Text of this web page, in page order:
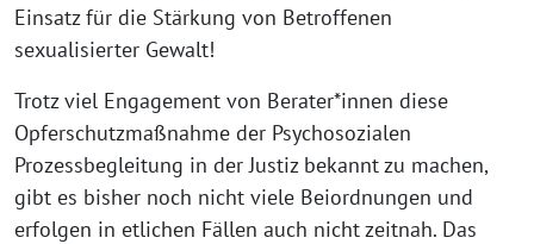
Einsatz für die Stärkung von Betroffenen
sexualisierter Gewalt!
Trotz viel Engagement von Berater*innen diese
Opferschutzmaßnahme der Psychosozialen
Prozessbegleitung in der Justiz bekannt zu machen,
gibt es bisher noch nicht viele Beiordnungen und
erfolgen in etlichen Fällen auch nicht zeitnah. Das